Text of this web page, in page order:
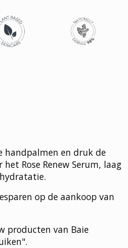
handpalmen en druk de
Rose Renew Serum, laag
op de aankoop van
producten van Baie